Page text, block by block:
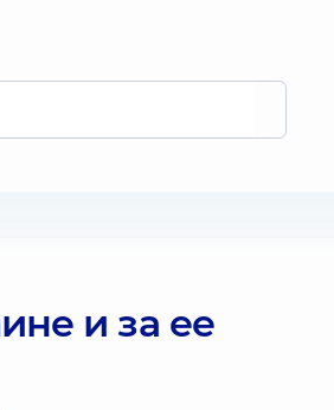
и за ее